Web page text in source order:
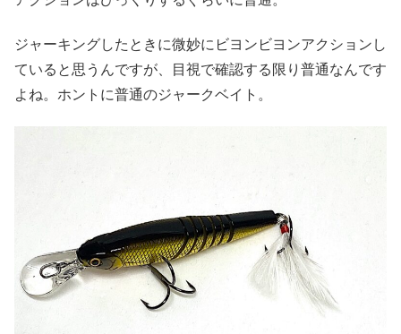
ジャーキングしたときに微妙にビヨンビヨンアクションし
ていると思うんですが、目視で確認する限り普通なんです
よね。ホントに普通のジャークベイト。